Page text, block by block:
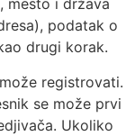
mesto i država
podatak o
drugi korak.
registrovati.
se može prvi
Ukoliko